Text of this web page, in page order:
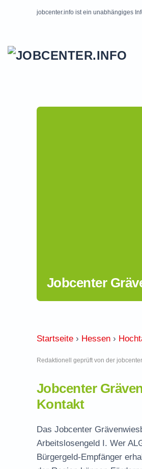
jobcenter.info ist ein unabhängiges
Jobcenter
Startseite › Hessen ›
Redaktionell geprüft von der
Jobcenter
Kontakt
Das Jobcenter
Arbeitslosengeld I. Wer
Bürgergeld-Empfänger